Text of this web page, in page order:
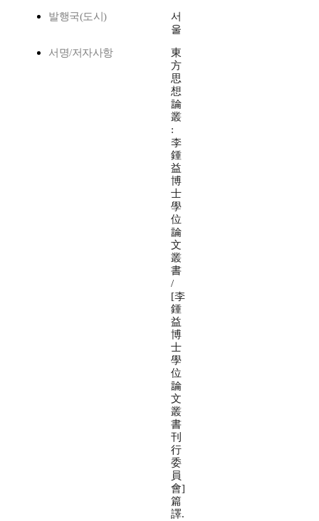
발행국(도시)
서
울
서명/저자사항
東
方
思
想
論
叢
:
李
鍾
益
博
士
學
位
論
文
叢
書
/
[李
鍾
益
博
士
學
位
論
文
叢
書
刊
行
委
員
會]
篇
譯.